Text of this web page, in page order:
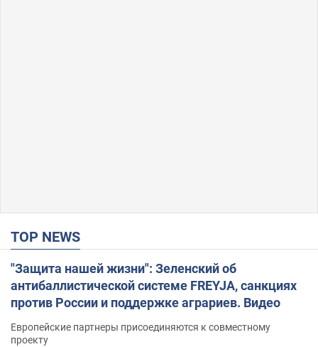
TOP NEWS
"Защита нашей жизни": Зеленский об
антибаллистической системе FREYJA, санкциях
против России и поддержке аграриев. Видео
Европейские партнеры присоединяются к совместному
проекту